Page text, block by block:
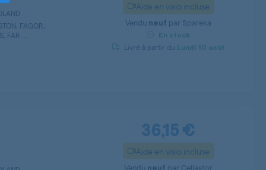
FAGOR,
FAR ...
Aide en visio incluse
Vendu neuf par Spareka
En stock
Livré à partir du Lundi 10 août
36,15 €
Aide en visio incluse
Vendu neuf par Cellastor